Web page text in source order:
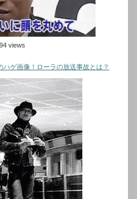
views
ゲ画像！ローラの放送事故とは？